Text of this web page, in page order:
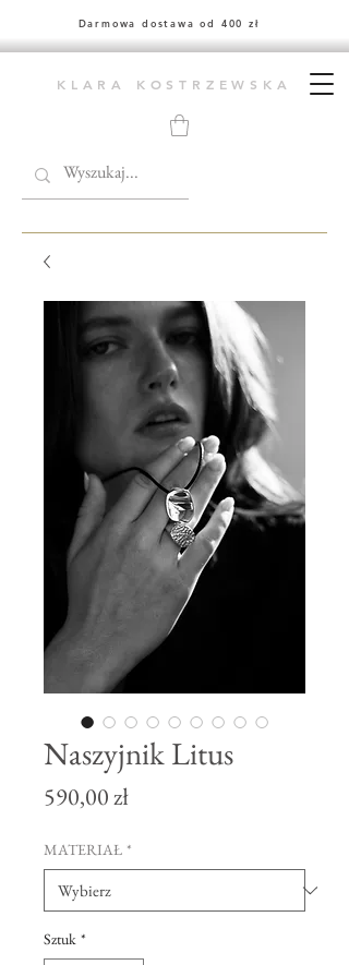
KLARA KOSTRZEWSKA
Darmowa dostawa od 400 zł
Naszyjnik Litus
590,00 złCena
MATERIAŁ *
Sztuk *